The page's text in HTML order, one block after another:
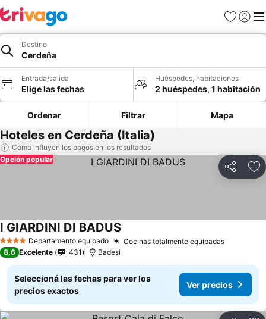
Favoritos
Iniciar
Destino
Cerdeña
Entrada/salida
Elige las fechas
Huéspedes, habitaciones
2 huéspedes, 1 habitación
Ordenar Filtrar Mapa
Hoteles en Cerdeña (Italia)
Cómo influyen los pagos en los resultados
Compartir
Opción popular
4 EstrellasDepartamento equipado Cocinas totalmente equipadas
I GIARDINI DI BADUS
8,6 Excelente 431 Badesi
Seleccioná las fechas para ver los
precios exactos
Ver precios